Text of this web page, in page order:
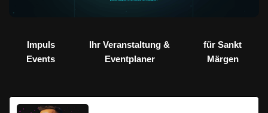
Impuls
Events
Ihr Veranstaltung &
Eventplaner
für Sankt
Märgen